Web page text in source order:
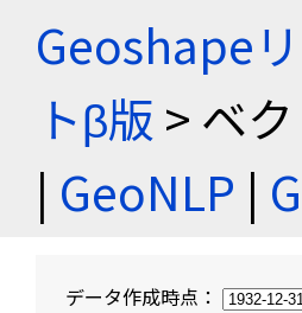
Geoshape
トβ版 > ベ
| GeoNLP |
データ作成時点：